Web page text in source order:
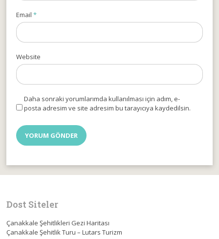
Email*
Website
Daha sonraki yorumlarımda kullanılması için adım, e-
posta adresim ve site adresim bu tarayıcıya kaydedilsin.
Dost Siteler
Çanakkale Şehitlikleri Gezi Haritası
Çanakkale Şehitlik Turu – Lutars Turizm